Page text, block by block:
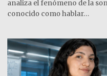
analiza el fenómeno de la
conocido como hablar…